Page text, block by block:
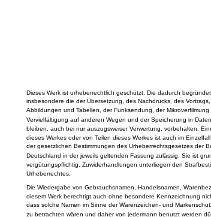
Dieses Werk ist urheberrechtlich geschützt. Die dadurch
insbesondere die der Übersetzung, des Nachdrucks, des
Abbildungen und Tabellen, der Funksendung, der Mikroverfilmung
Vervielfältigung auf anderen Wegen und der Speicherung in
bleiben, auch bei nur auszugsweiser Verwertung, vorbehalten.
dieses Werkes oder von Teilen dieses Werkes ist auch im
der gesetzlichen Bestimmungen des Urheberrechtsgesetzes der
Deutschland in der jeweils geltenden Fassung zulässig. Sie ist
vergütungspflichtig. Zuwiderhandlungen unterliegen den
Urheberrechtes.
Die Wiedergabe von Gebrauchsnamen, Handelsnamen,
diesem Werk berechtigt auch ohne besondere Kennzeichnung
dass solche Namen im Sinne der Warenzeichen- und
zu betrachten wären und daher von jedermann benutzt werden